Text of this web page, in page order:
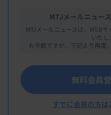
概 要
・内容：関節液検査はじ
尾上由美技師（社会
MTJメールニュー
MTJメールニュースは、WEB
いたし
お手数ですが、下記より再度
無料会員
すでに会員の方